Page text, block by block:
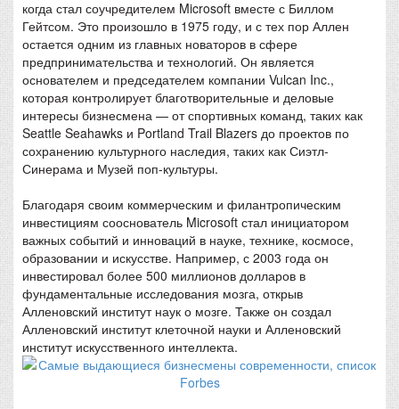
когда стал соучредителем Microsoft вместе с Биллом
Гейтсом. Это произошло в 1975 году, и с тех пор Аллен
остается одним из главных новаторов в сфере
предпринимательства и технологий. Он является
основателем и председателем компании Vulcan Inc.,
которая контролирует благотворительные и деловые
интересы бизнесмена — от спортивных команд, таких как
Seattle Seahawks и Portland Trail Blazers до проектов по
сохранению культурного наследия, таких как Сиэтл-
Синерама и Музей поп-культуры.
Благодаря своим коммерческим и филантропическим
инвестициям сооснователь Microsoft стал инициатором
важных событий и инноваций в науке, технике, космосе,
образовании и искусстве. Например, с 2003 года он
инвестировал более 500 миллионов долларов в
фундаментальные исследования мозга, открыв
Алленовский институт наук о мозге. Также он создал
Алленовский институт клеточной науки и Алленовский
институт искусственного интеллекта.